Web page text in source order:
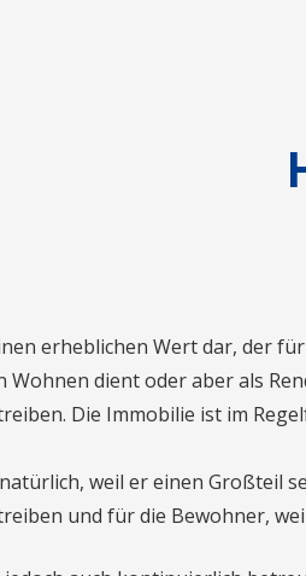
erheblichen Wert dar, der
Wohnen dient oder aber als
Die Immobilie ist im
weil er einen Großteil
und für die Bewohner,